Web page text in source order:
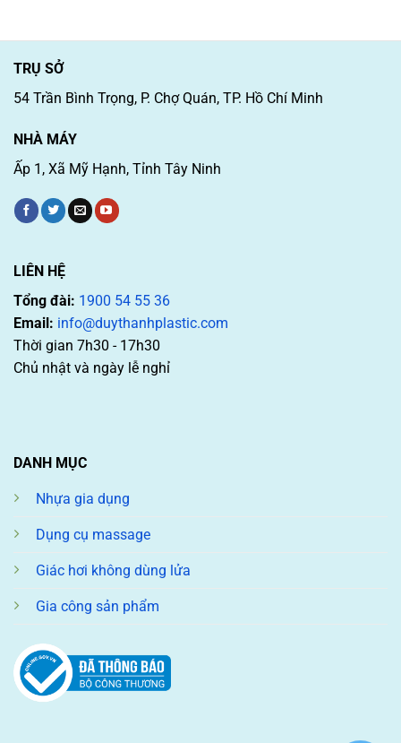
TRỤ SỞ
54 Trần Bình Trọng, P. Chợ Quán, TP. Hồ Chí Minh
NHÀ MÁY
Ấp 1, Xã Mỹ Hạnh, Tỉnh Tây Ninh
DANH MỤC
Nhựa gia dụng
Dụng cụ massage
Giác hơi không dùng lửa
Gia công sản phẩm
LIÊN HỆ
Tổng đài: 1900 54 55 36
Email: info@duythanhplastic.com
Thời gian 7h30 - 17h30
Chủ nhật và ngày lễ nghỉ